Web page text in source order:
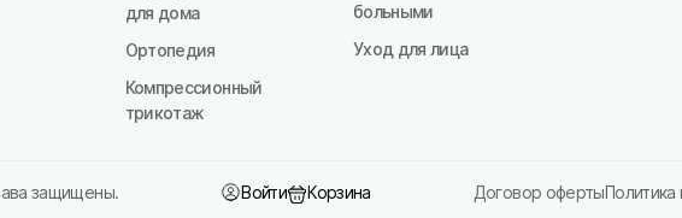
для дома
Ортопедия
Компрессионный
трикотаж
больными
Уход для лица
защищены. Войти Корзина Договор офертыПолитика